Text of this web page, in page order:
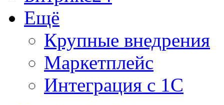
Ещё
Крупные внедрения
Маркетплейс
Интеграция с 1С